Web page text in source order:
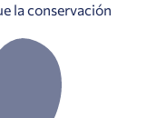
la conservación